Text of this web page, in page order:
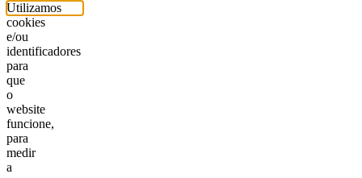
Utilizamos
cookies
e/ou
identificadores
para
que
o
website
funcione,
para
medir
a